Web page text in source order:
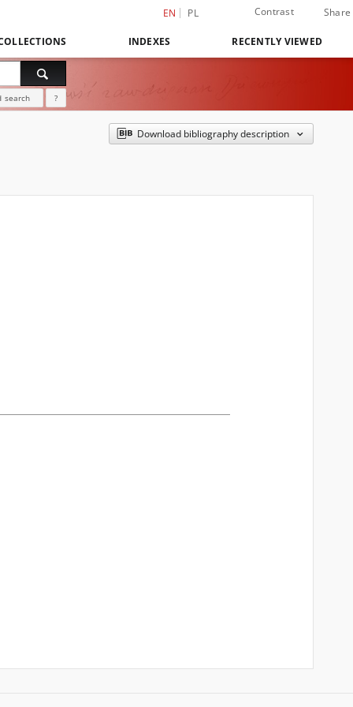
EN PL Contrast Share
INDEXES RECENTLY VIEWED
search ?
Download bibliography description